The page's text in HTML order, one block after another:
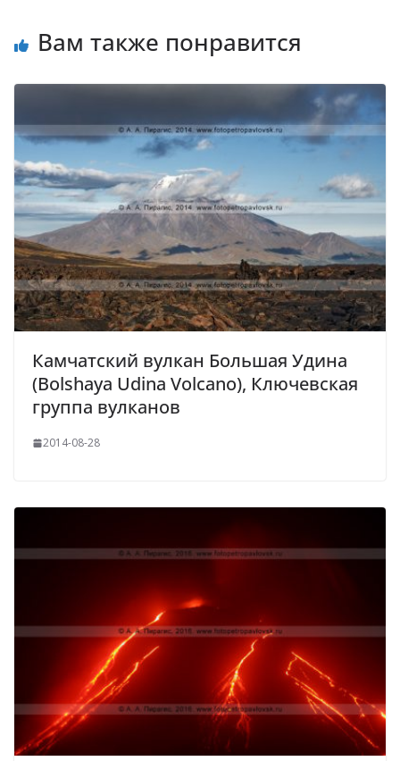
Вам также понравится
Камчатский вулкан Большая Удина
(Bolshaya Udina Volcano), Ключевская
группа вулканов
2014-08-28